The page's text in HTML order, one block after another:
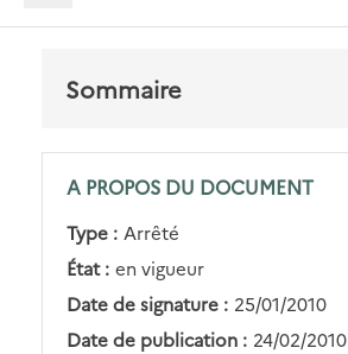
A PROPOS DU DOCUMENT
Type : Arrêté
État : en vigueur
Date de signature : 25/01/2010
Date de publication : 24/02/2010
Sommaire